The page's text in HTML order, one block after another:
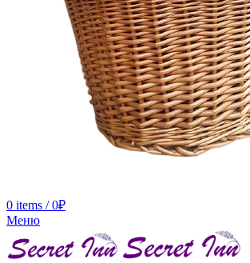
0 items / 0₽
Меню